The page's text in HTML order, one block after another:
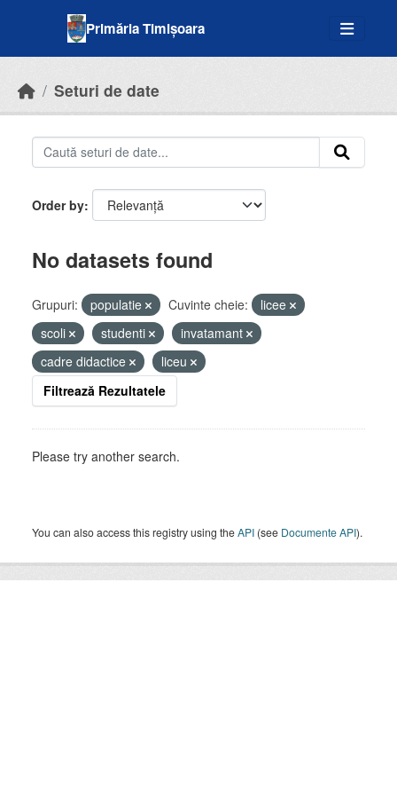
Primăria Timișoara
Seturi de date
Order by
No datasets found
Grupuri: populatie Cuvinte cheie:
licee
scoli
studenti
invatamant
cadre didactice
liceu
Filtrează Rezultatele
Please try another search.
You can also access this registry using theAPI (see Documente API).